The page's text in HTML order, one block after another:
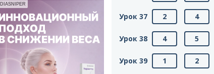
Урок 37 2 4
Урок 38 4 5
Урок 39 1 2